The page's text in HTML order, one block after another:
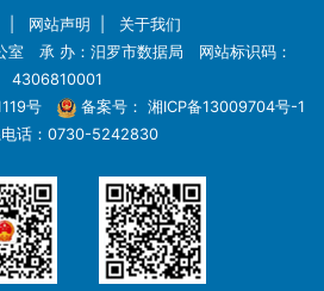
网站声明
关于我们
室 承 办：汨罗市数据局 网站标识码：
4306810001
号
备案号： 湘ICP备13009704号-1
话：0730-5242830